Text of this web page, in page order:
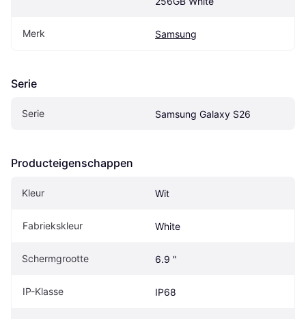
Merk Samsung
Serie
Serie Samsung Galaxy S26
Producteigenschappen
Kleur Wit
Fabriekskleur White
Schermgrootte 6.9 "
IP-Klasse IP68